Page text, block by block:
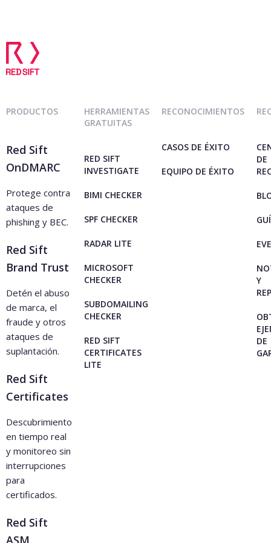
correo electrónico compatibles. Conoce
más sobre BIMI
PRODUCTOS
Red Sift
OnDMARC
Protege contra
ataques de
phishing y BEC.
Red Sift
Brand Trust
Detén el abuso
de marca, el
fraude y otros
ataques de
suplantación.
Red Sift
Certificates
Descubrimiento
en tiempo real
y monitoreo sin
interrupciones
para
certificados.
Red Sift
ASM
HERRAMIENTAS
GRATUITAS
RED SIFT
INVESTIGATE
BIMI CHECKER
SPF CHECKER
RADAR LITE
MICROSOFT
CHECKER
SUBDOMAILING
CHECKER
RED SIFT
CERTIFICATES
LITE
RECONOCIMIENTOS
CASOS DE ÉXITO
EQUIPO DE ÉXITO
DE
Y
DE